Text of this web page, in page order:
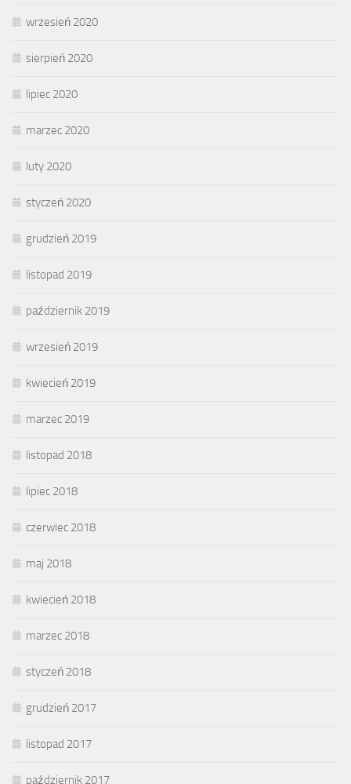
wrzesień 2020
sierpień 2020
lipiec 2020
marzec 2020
luty 2020
styczeń 2020
grudzień 2019
listopad 2019
październik 2019
wrzesień 2019
kwiecień 2019
marzec 2019
listopad 2018
lipiec 2018
czerwiec 2018
maj 2018
kwiecień 2018
marzec 2018
styczeń 2018
grudzień 2017
listopad 2017
październik 2017